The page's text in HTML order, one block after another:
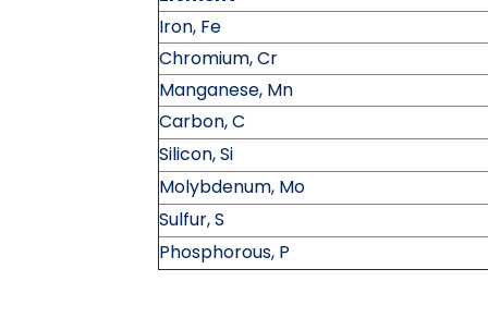
Iron, Fe
Chromium, Cr
Manganese, Mn
Carbon, C
Silicon, Si
Molybdenum, Mo
Sulfur, S
Phosphorous, P